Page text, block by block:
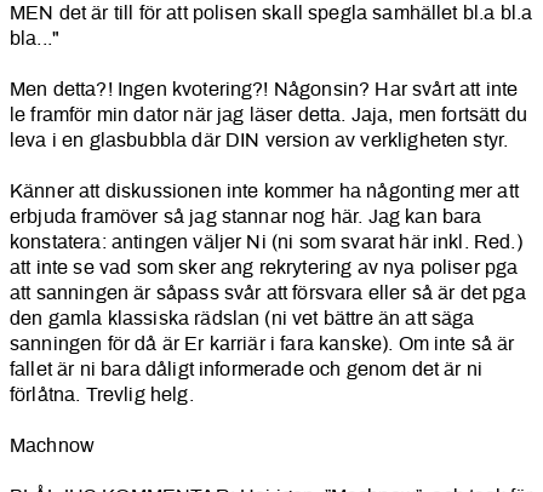
MEN det är till för att polisen skall spegla samhället bl.a bl.a
bla..."
Men detta?! Ingen kvotering?! Någonsin? Har svårt att inte
le framför min dator när jag läser detta. Jaja, men fortsätt du
leva i en glasbubbla där DIN version av verkligheten styr.
Känner att diskussionen inte kommer ha någonting mer att
erbjuda framöver så jag stannar nog här. Jag kan bara
konstatera: antingen väljer Ni (ni som svarat här inkl. Red.)
att inte se vad som sker ang rekrytering av nya poliser pga
att sanningen är såpass svår att försvara eller så är det pga
den gamla klassiska rädslan (ni vet bättre än att säga
sanningen för då är Er karriär i fara kanske). Om inte så är
fallet är ni bara dåligt informerade och genom det är ni
förlåtna. Trevlig helg.
Machnow